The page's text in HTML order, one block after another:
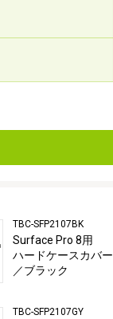
TBC-SFP2107BK
Surface Pro 8用
ハードケースカバー
／ブラック
TBC-SFP2107GY